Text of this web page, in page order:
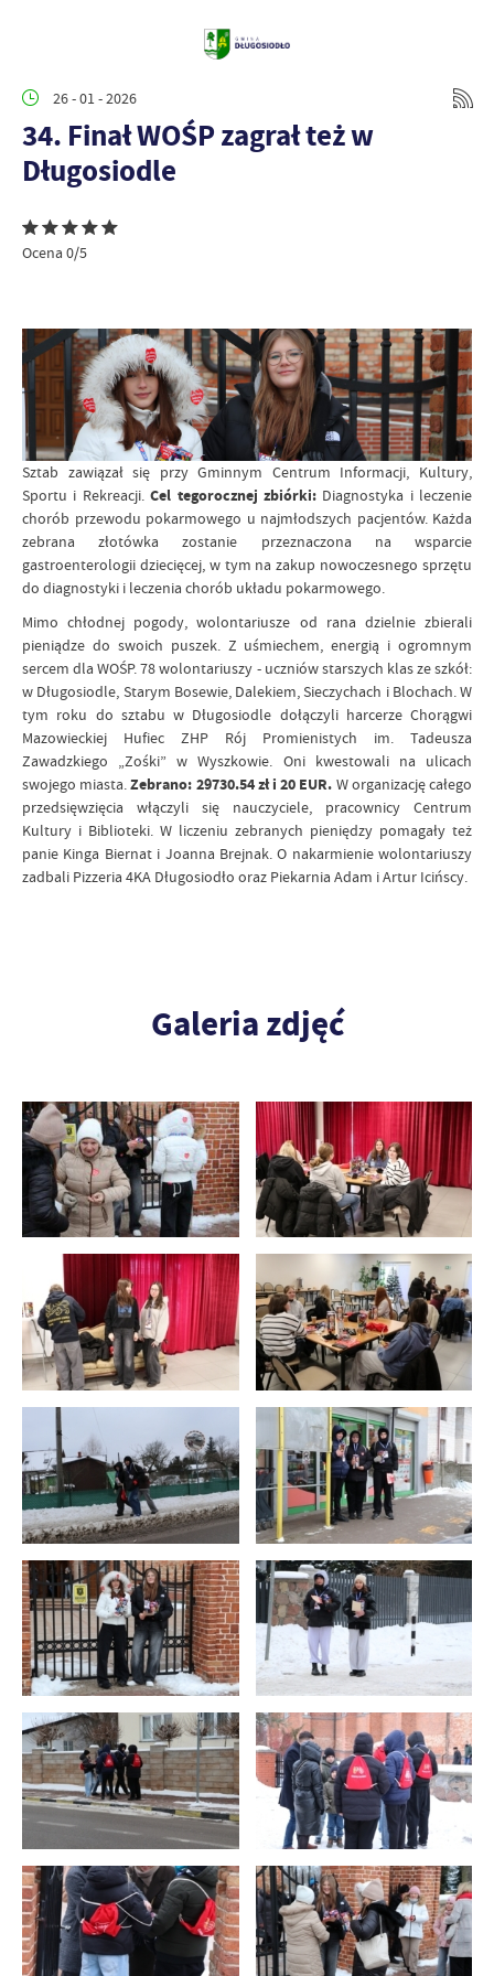
26 - 01 - 2026
34. Finał WOŚP zagrał też w
Długosiodle
Ocena 0/5
Sztab zawiązał się przy Gminnym Centrum Informacji, Kultury,
Sportu i Rekreacji.Cel tegorocznej zbiórki: Diagnostyka i leczenie
chorób przewodu pokarmowego u najmłodszych pacjentów. Każda
zebrana złotówka zostanie przeznaczona na wsparcie
gastroenterologii dziecięcej, w tym na zakup nowoczesnego sprzętu
do diagnostyki i leczenia chorób układu pokarmowego.
Mimo chłodnej pogody, wolontariusze od rana dzielnie zbierali
pieniądze do swoich puszek. Z uśmiechem, energią i ogromnym
sercem dla WOŚP. 78 wolontariuszy - uczniów starszych klas ze szkół:
w Długosiodle, Starym Bosewie, Dalekiem, Sieczychach i Blochach. W
tym roku do sztabu w Długosiodle dołączyli harcerze Chorągwi
Mazowieckiej Hufiec ZHP Rój Promienistych im. Tadeusza
Zawadzkiego „Zośki” w Wyszkowie. Oni kwestowali na ulicach
swojego miasta.Zebrano: 29730.54 zł i 20 EUR. W organizację całego
przedsięwzięcia włączyli się nauczyciele, pracownicy Centrum
Kultury i Biblioteki. W liczeniu zebranych pieniędzy pomagały też
panie Kinga Biernat i Joanna Brejnak. O nakarmienie wolontariuszy
zadbali Pizzeria 4KA Długosiodło oraz Piekarnia Adam i Artur Icińscy.
Galeria zdjęć